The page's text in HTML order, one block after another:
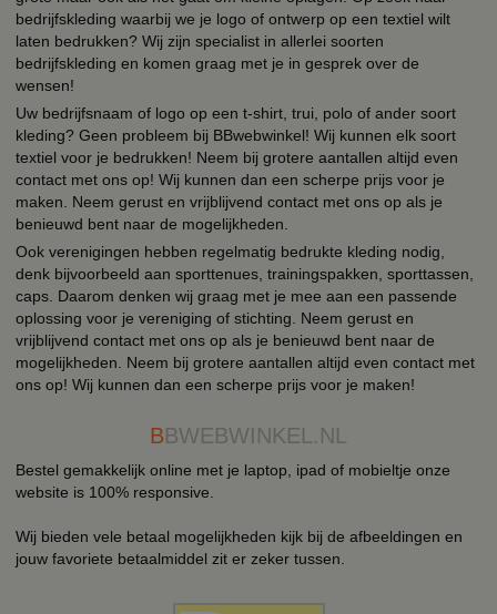
bedrijfskleding waarbij we je logo of ontwerp op een textiel wilt
laten bedrukken? Wij zijn specialist in allerlei soorten
bedrijfskleding en komen graag met je in gesprek over de
wensen!
Uw bedrijfsnaam of logo op een t-shirt, trui, polo of ander soort
kleding? Geen probleem bij BBwebwinkel! Wij kunnen elk soort
textiel voor je bedrukken! Neem bij grotere aantallen altijd even
contact met ons op! Wij kunnen dan een scherpe prijs voor je
maken. Neem gerust en vrijblijvend contact met ons op als je
benieuwd bent naar de mogelijkheden.
Ook verenigingen hebben regelmatig bedrukte kleding nodig,
denk bijvoorbeeld aan sporttenues, trainingspakken, sporttassen,
caps. Daarom denken wij graag met je mee aan een passende
oplossing voor je vereniging of stichting. Neem gerust en
vrijblijvend contact met ons op als je benieuwd bent naar de
mogelijkheden. Neem bij grotere aantallen altijd even contact met
ons op! Wij kunnen dan een scherpe prijs voor je maken!
BBWEBWINKEL.NL
Bestel gemakkelijk online met je laptop, ipad of mobieltje onze
website is 100% responsive.
Wij bieden vele betaal mogelijkheden kijk bij de afbeeldingen en
jouw favoriete betaalmiddel zit er zeker tussen.